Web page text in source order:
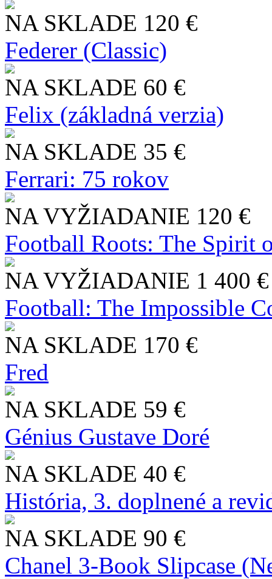
NA SKLADE 120 €
Federer (Classic)
NA SKLADE 60 €
Felix (základná verzia)
NA SKLADE 35 €
Ferrari: 75 rokov
NA VYŽIADANIE 120 €
Football Roots: The Spirit
NA VYŽIADANIE 1 400 €
Football: The Impossible
NA SKLADE 170 €
Fred
NA SKLADE 59 €
Génius Gustave Doré
NA SKLADE 40 €
História, 3. doplnené a
NA SKLADE 90 €
Chanel 3-Book Slipcase